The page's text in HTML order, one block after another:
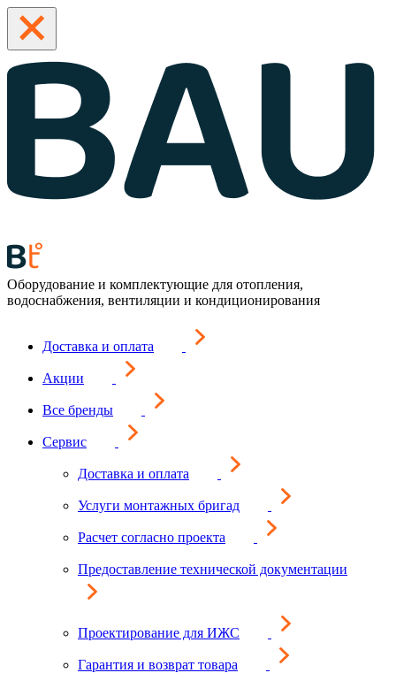
Оборудование и комплектующие для отопления,
водоснабжения, вентиляции и кондиционирования
Доставка и оплата
Акции
Все бренды
Сервис
Доставка и оплата
Услуги монтажных бригад
Расчет согласно проекта
Предоставление технической документации
Проектирование для ИЖС
Гарантия и возврат товара